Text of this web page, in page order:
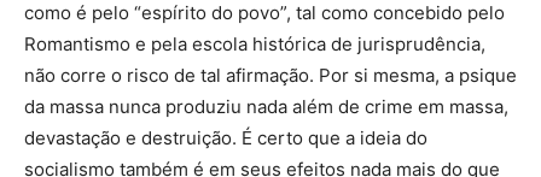
como é pelo “espírito do povo”, tal como concebido pelo
Romantismo e pela escola histórica de jurisprudência,
não corre o risco de tal afirmação. Por si mesma, a psique
da massa nunca produziu nada além de crime em massa,
devastação e destruição. É certo que a ideia do
socialismo também é em seus efeitos nada mais do que